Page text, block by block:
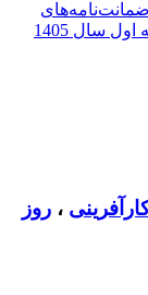
و ۱۳۲ درصدی ضمانت‌نامه‌های
سال 1405
، روز